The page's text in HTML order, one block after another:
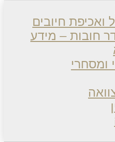
חיובים
חובות – מידע